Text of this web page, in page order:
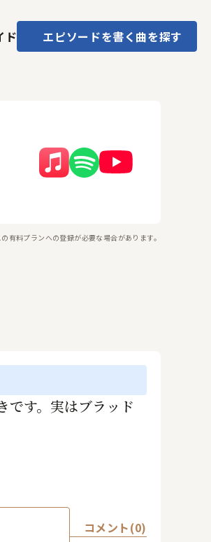
ド エピソードを書く 曲を探す
有料プランへの登録が必要な場合があります。
です。実はブラッド
コメント(0)